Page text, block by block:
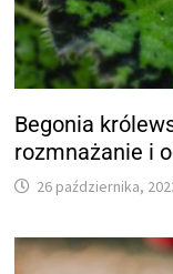
Begonia
rozmnażanie i
26 października,